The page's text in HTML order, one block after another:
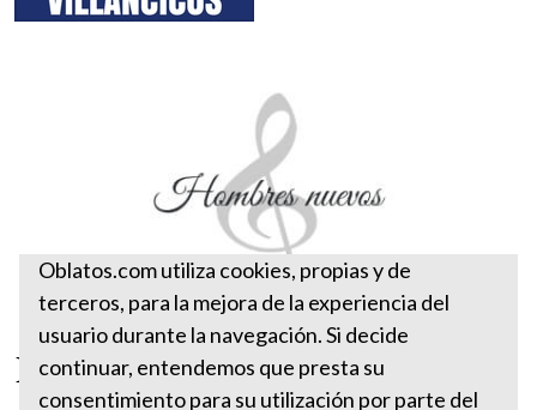
Hombres nuevos
Oblatos.com utiliza cookies, propias y de
terceros, para la mejora de la experiencia del
usuario durante la navegación. Si decide
continuar, entendemos que presta su
consentimiento para su utilización por parte del